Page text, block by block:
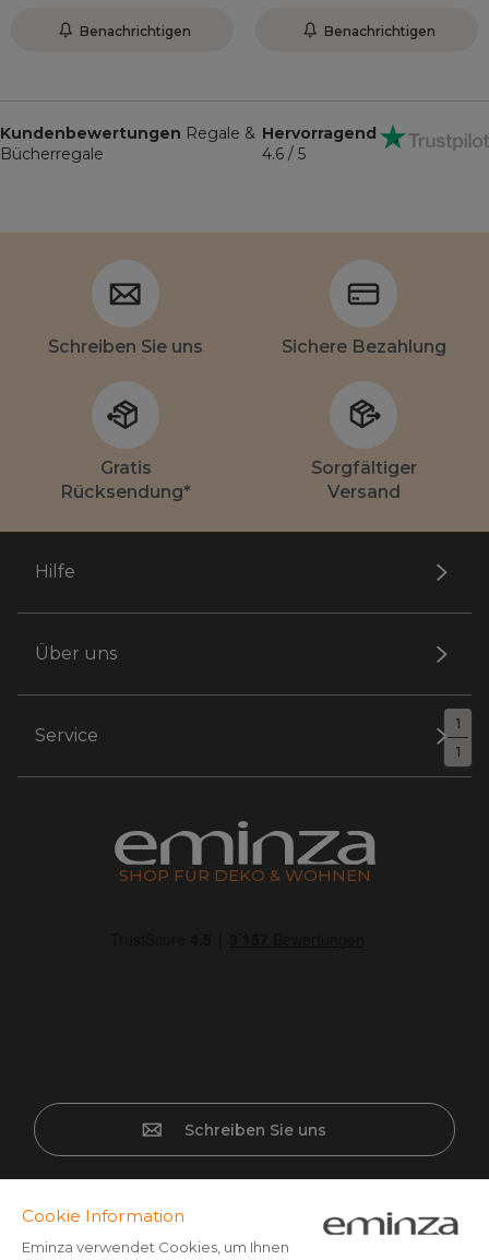
1
1
Benachrichtigen Benachrichtigen
Kundenbewertungen Regale &
Bücherregale
Hervorragend
4.6 / 5
Schreiben Sie uns Sichere Bezahlung
Gratis
Rücksendung*
Sorgfältiger
Versand
Hilfe
Über uns
Service
SHOP FÜR DEKO & WOHNEN
Schreiben Sie uns
Sichere Bezahlung